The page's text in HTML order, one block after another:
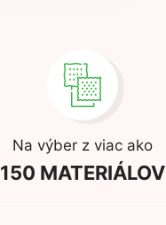
Na výber z viac ako
150 MATERIÁLOV